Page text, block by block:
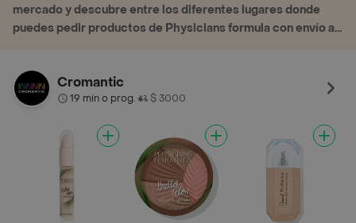
mercado y descubre entre los diferentes lugares donde
puedes pedir productos de Physicians formula con envío a
Cromantic
19 min o prog.• $ 3000